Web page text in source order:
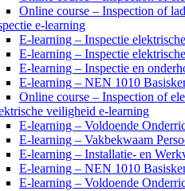
Online course – Inspection of
e-learning
E-learning – Inspectie
E-learning – Inspectie
E-learning – Inspectie en
E-learning – NEN 1010
Online course – Inspection of
veiligheid e-learning
E-learning – Voldoende
E-learning – Vakbekwaam
E-learning – Installatie- en
E-learning – NEN 1010
E-learning – Voldoende